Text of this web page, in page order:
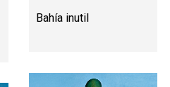
Bahía inutil